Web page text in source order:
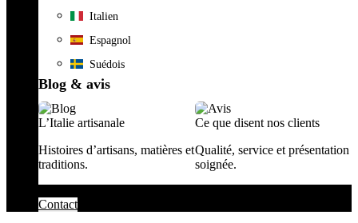
Italien
Espagnol
Suédois
Blog & avis
L’Italie artisanale
Histoires d’artisans, matières et
traditions.
Ce que disent nos clients
Qualité, service et présentation
soignée.
Contact